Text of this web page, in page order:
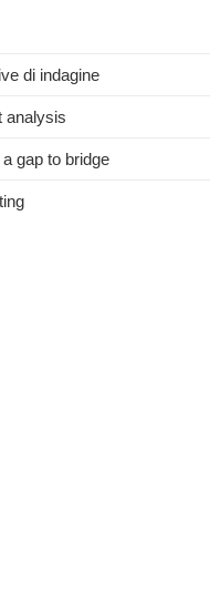
di indagine
analysis
gap to bridge